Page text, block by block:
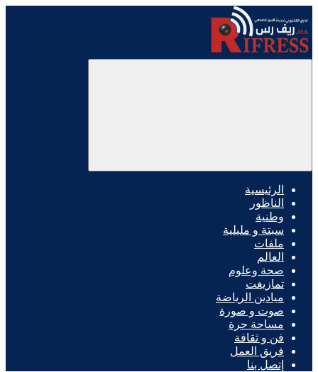
الرئيسية
الناظور
وطنية
سبتة و مليلية
ملفات
العالم
صحة وعلوم
تمازيغت
ميادين الرياضة
صوت و صورة
مساحة حرة
فن و ثقافة
فريق العمل
إتصل بنا